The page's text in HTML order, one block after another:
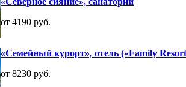
от 4190 руб.
«Семейный курорт», отель («Family
от 8230 руб.